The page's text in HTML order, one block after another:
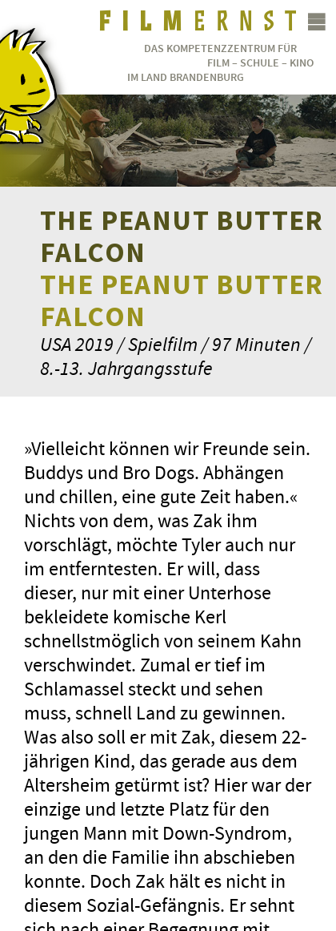
DAS KOMPETENZZENTRUM FÜR
FILM – SCHULE – KINO
IM LAND BRANDENBURG
THE PEANUT BUTTER
FALCON
THE PEANUT BUTTER
FALCON
USA 2019 / Spielfilm / 97 Minuten /
8.-13. Jahrgangsstufe
»Vielleicht können wir Freunde sein.
Buddys und Bro Dogs. Abhängen
und chillen, eine gute Zeit haben.«
Nichts von dem, was Zak ihm
vorschlägt, möchte Tyler auch nur
im entferntesten. Er will, dass
dieser, nur mit einer Unterhose
bekleidete komische Kerl
schnellstmöglich von seinem Kahn
verschwindet. Zumal er tief im
Schlamassel steckt und sehen
muss, schnell Land zu gewinnen.
Was also soll er mit Zak, diesem 22-
jährigen Kind, das gerade aus dem
Altersheim getürmt ist? Hier war der
einzige und letzte Platz für den
jungen Mann mit Down-Syndrom,
an den die Familie ihn abschieben
konnte. Doch Zak hält es nicht in
diesem Sozial-Gefängnis. Er sehnt